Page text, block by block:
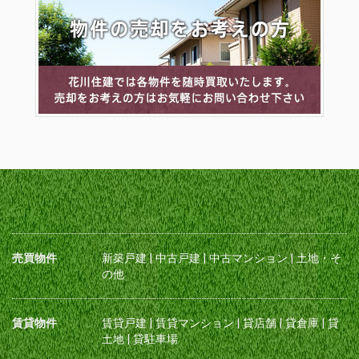
売買物件 新築戸建|中古戸建|中古マンション|土地・そ
の他
賃貸物件 賃貸戸建|賃貸マンション|貸店舗|貸倉庫|貸
土地|貸駐車場